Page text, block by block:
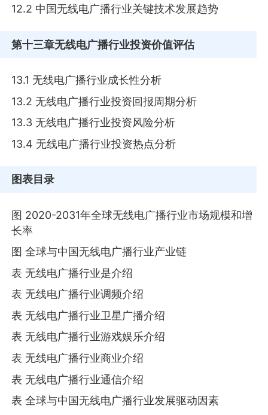
12.2 中国无线电广播行业关键技术发展趋势
第十三章无线电广播行业投资价值评估
13.1 无线电广播行业成长性分析
13.2 无线电广播行业投资回报周期分析
13.3 无线电广播行业投资风险分析
13.4 无线电广播行业投资热点分析
图表目录
图 2020-2031年全球无线电广播行业市场规模和增
长率
图 全球与中国无线电广播行业产业链
表 无线电广播行业是介绍
表 无线电广播行业调频介绍
表 无线电广播行业卫星广播介绍
表 无线电广播行业游戏娱乐介绍
表 无线电广播行业商业介绍
表 无线电广播行业通信介绍
表 全球与中国无线电广播行业发展驱动因素